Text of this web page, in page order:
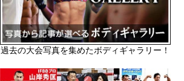
過去の大会写真を集めたボディギャラリー！